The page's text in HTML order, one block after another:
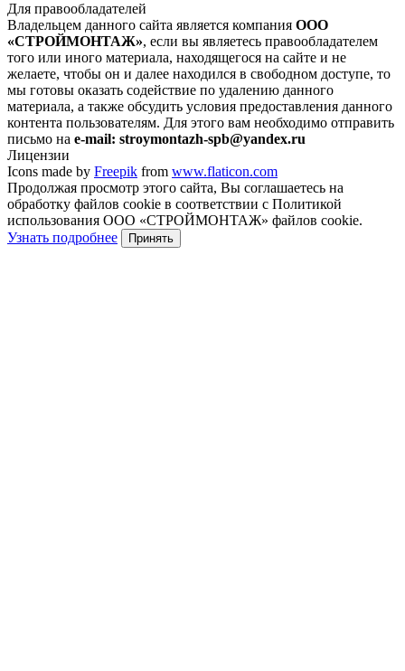
Для правообладателей
Владельцем данного сайта является компания ООО
«СТРОЙМОНТАЖ», если вы являетесь правообладателем
того или иного материала, находящегося на сайте и не
желаете, чтобы он и далее находился в свободном доступе, то
мы готовы оказать содействие по удалению данного
материала, а также обсудить условия предоставления данного
контента пользователям. Для этого вам необходимо отправить
письмо на e-mail: stroymontazh-spb@yandex.ru
Лицензии
Icons made by Freepik from www.flaticon.com
Продолжая просмотр этого сайта, Вы соглашаетесь на
обработку файлов cookie в соответствии с Политикой
использования ООО «СТРОЙМОНТАЖ» файлов cookie.
Узнать подробнее
Принять